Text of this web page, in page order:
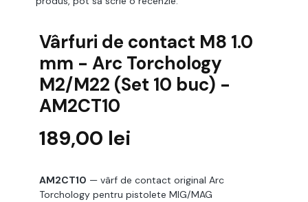
Vârfuri de contact M8 1.0
mm - Arc Torchology
M2/M22 (Set 10 buc) -
AM2CT10
189,00 lei
AM2CT10 — vârf de contact original Arc
Torchology pentru pistolete MIG/MAG